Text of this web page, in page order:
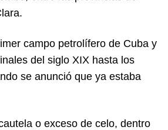
campo petrolífero de Cuba y
del siglo XIX hasta los
se anunció que ya estaba
o exceso de celo, dentro